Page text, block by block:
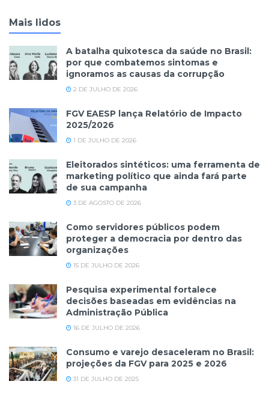
Mais lidos
A batalha quixotesca da saúde no Brasil:
por que combatemos sintomas e
ignoramos as causas da corrupção
2 DE JULHO DE 2026
FGV EAESP lança Relatório de Impacto
2025/2026
1 DE JULHO DE 2026
Eleitorados sintéticos: uma ferramenta de
marketing político que ainda fará parte
de sua campanha
3 DE AGOSTO DE 2026
Como servidores públicos podem
proteger a democracia por dentro das
organizações
15 DE JULHO DE 2026
Pesquisa experimental fortalece
decisões baseadas em evidências na
Administração Pública
16 DE JULHO DE 2026
Consumo e varejo desaceleram no Brasil:
projeções da FGV para 2025 e 2026
31 DE JULHO DE 2025